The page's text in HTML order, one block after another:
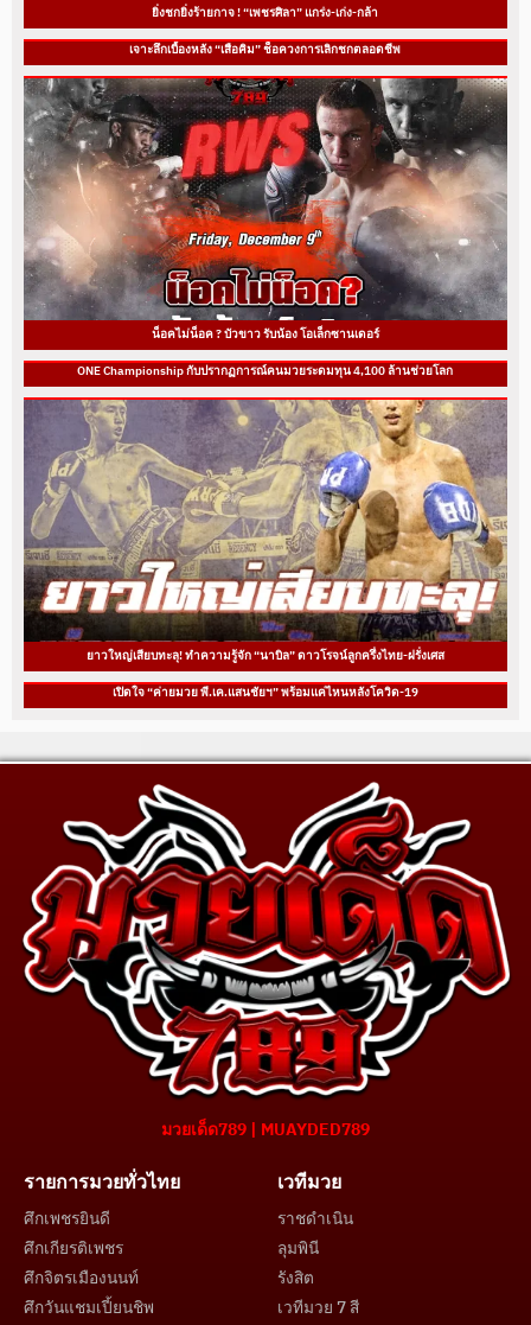
ยิ่งชกยิ่งร้ายกาจ ! “เพชรศิลา” แกร่ง-เก่ง-กล้า
เจาะลึกเบื้องหลัง “เสือคิม” ช็อควงการเลิกชกตลอดชีพ
น็อคไม่น็อค ? บัวขาว รับน้อง โอเล็กซานเดอร์
ONE Championship กับปรากฏการณ์คนมวยระดมทุน 4,100 ล้านช่วยโลก
ยาวใหญ่เสียบทะลุ! ทำความรู้จัก “นาบิล” ดาวโรจน์ลูกครึ่งไทย-ฝรั่งเศส
เปิดใจ “ค่ายมวย พี.เค.แสนชัยฯ” พร้อมแค่ไหนหลังโควิด-19
มวยเด็ด789 | MUAYDED789
รายการมวยทั่วไทย
ศึกเพชรยินดี
ศึกเกียรติเพชร
ศึกจิตรเมืองนนท์
ศึกวันแชมเปี้ยนชิพ
เวทีมวย
ราชดำเนิน
ลุมพินี
รังสิต
เวทีมวย 7 สี